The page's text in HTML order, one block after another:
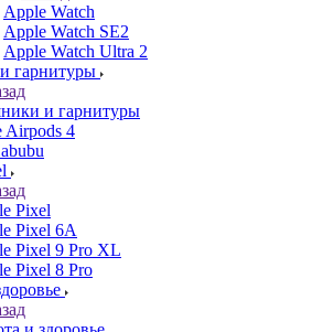
Apple Watch
Apple Watch SE2
Apple Watch Ultra 2
гарнитуры
и гарнитуры
Airpods 4
Pixel
Pixel 6A
Pixel 9 Pro XL
Pixel 8 Pro